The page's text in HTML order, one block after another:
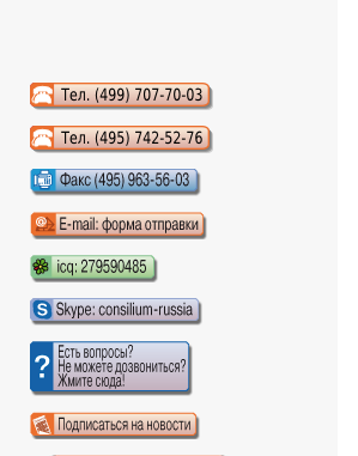
Аудиокниги слушать онлайн